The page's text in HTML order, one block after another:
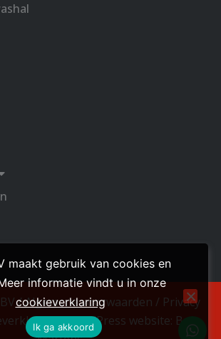
W
/Algemene voorwaarden / Privacy
/WordPress website: Bas
maakt gebruik van cookies en
informatie vindt u in onze
cookieverklaring
Ik ga akkoord